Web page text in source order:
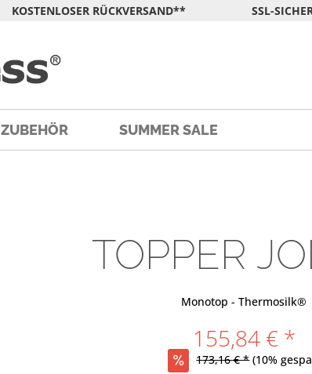
KOSTENLOSER RÜCKVERSAND** SSL-
ZUBEHÖR SUMMER SALE
TOPPER
Monotop - Thermosilk®
155,84 € *
173,16 € * (10%